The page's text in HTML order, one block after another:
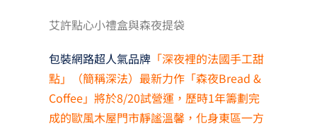
艾許點心小禮盒與森夜提袋
包裝網路超人氣品牌「深夜裡的法國手工甜
點」（簡稱深法）最新力作「森夜Bread &
Coffee」將於8/20試營運，歷時1年籌劃完
成的歐風木屋門市靜謐溫馨，化身東區一方